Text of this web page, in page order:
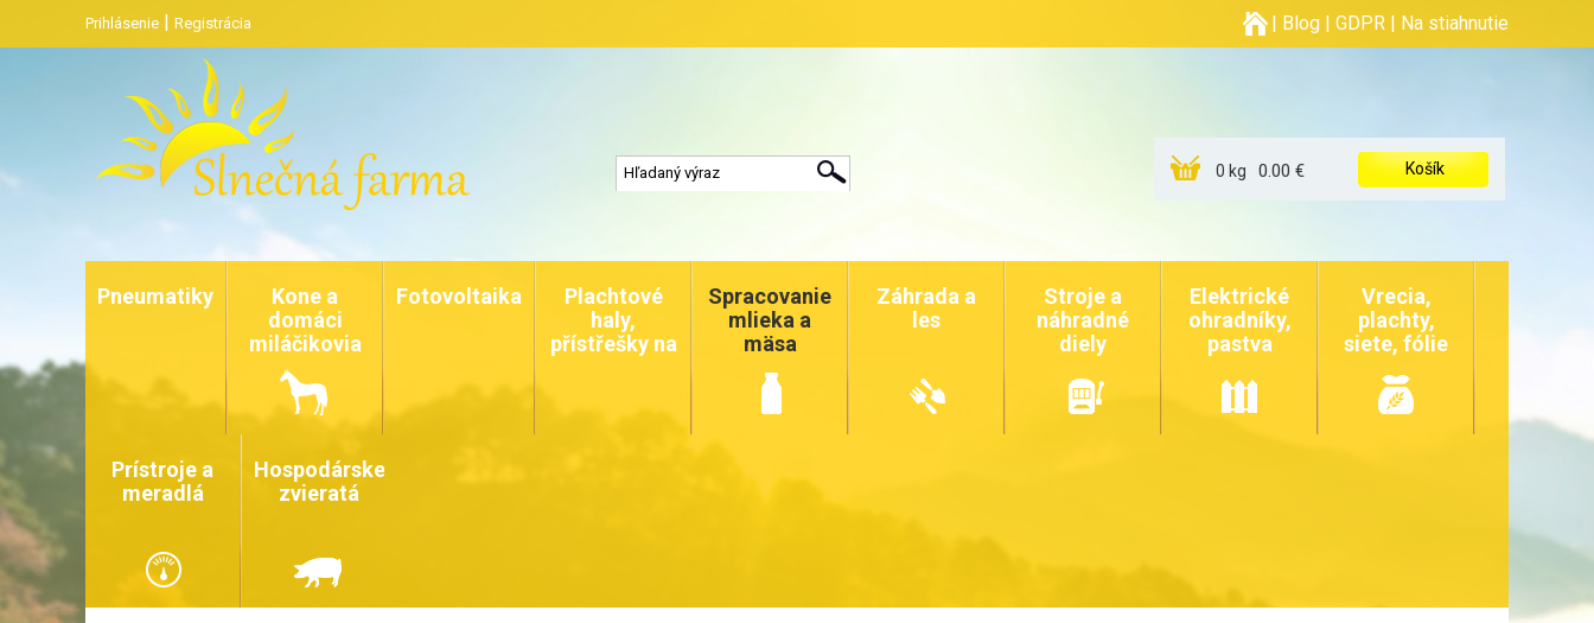
Prihlásenie | Registrácia | Blog | GDPR | Na stiahnutie
0 kg 0.00 € Košík
Pneumatiky
Kone a
domáci
miláčikovia
Fotovoltaika
Plachtové
haly,
přístřešky na
Spracovanie
mlieka a
mäsa
Záhrada a
les
Stroje a
náhradné
diely
Elektrické
ohradníky,
pastva
Vrecia,
plachty,
siete, fólie
Prístroje a
meradlá
Hospodárske
zvieratá